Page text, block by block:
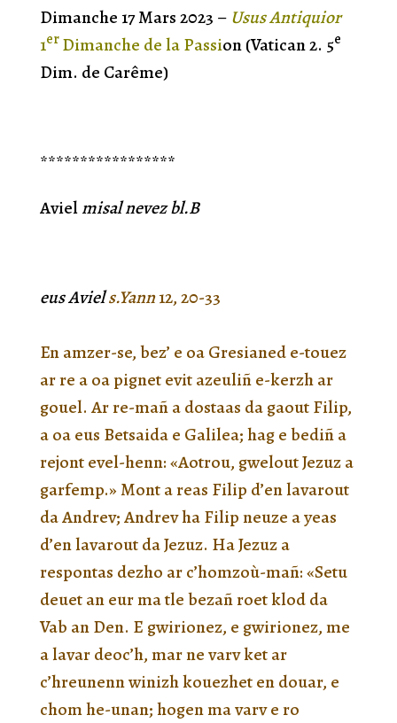
Dimanche 17 Mars 2023 – Usus Antiquior
1erDimanche de la Passion (Vatican 2. 5e
Dim. de Carême)
*****************
Avielmisal nevez bl.B
eus Aviels.Yann12, 20-33
En amzer-se, bez’ e oa Gresianed e-touez
ar re a oa pignet evit azeuliñ e-kerzh ar
gouel. Ar re-mañ a dostaas da gaout Filip,
a oa eus Betsaida e Galilea; hag e bediñ a
rejont evel-henn: «Aotrou, gwelout Jezuz a
garfemp.» Mont a reas Filip d’en lavarout
da Andrev; Andrev ha Filip neuze a yeas
d’en lavarout da Jezuz. Ha Jezuz a
respontas dezho ar c’homzoù-mañ: «Setu
deuet an eur ma tle bezañ roet klod da
Vab an Den. E gwirionez, e gwirionez, me
a lavar deoc’h, mar ne varv ket ar
c’hreunenn winizh kouezhet en douar, e
chom he-unan; hogen ma varv e ro